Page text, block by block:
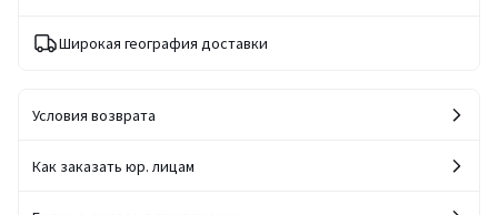
Широкая география доставки
Условия возврата
Как заказать юр. лицам